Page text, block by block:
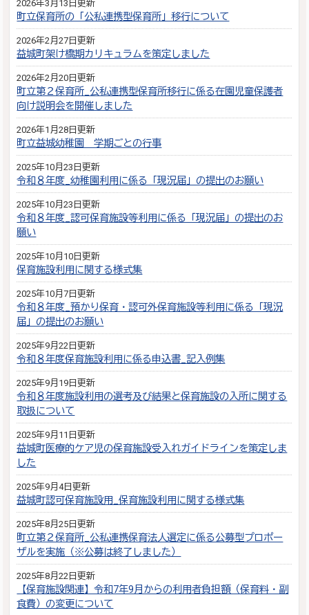
2026年3月13日更新
町立保育所の「公私連携型保育所」移行について
2026年2月27日更新
益城町架け橋期カリキュラムを策定しました
2026年2月20日更新
町立第２保育所_公私連携型保育所移行に係る在園児童保護者
向け説明会を開催しました
2026年1月28日更新
町立益城幼稚園 学期ごとの行事
2025年10月23日更新
令和８年度_幼稚園利用に係る「現況届」の提出のお願い
2025年10月23日更新
令和８年度_認可保育施設等利用に係る「現況届」の提出のお
願い
2025年10月10日更新
保育施設利用に関する様式集
2025年10月7日更新
令和８年度_預かり保育・認可外保育施設等利用に係る「現況
届」の提出のお願い
2025年9月22日更新
令和８年度保育施設利用に係る申込書_記入例集
2025年9月19日更新
令和８年度施設利用の選考及び結果と保育施設の入所に関する
取扱について
2025年9月11日更新
益城町医療的ケア児の保育施設受入れガイドラインを策定しま
した
2025年9月4日更新
益城町認可保育施設用_保育施設利用に関する様式集
2025年8月25日更新
町立第２保育所_公私連携保育法人選定に係る公募型プロポー
ザルを実施（※公募は終了しました）
2025年8月22日更新
【保育施設関連】令和7年9月からの利用者負担額（保育料・副
食費）の変更について